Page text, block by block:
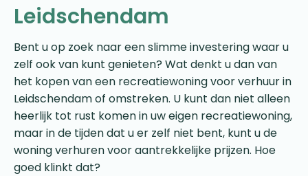
Leidschendam
Bent u op zoek naar een slimme investering waar u
zelf ook van kunt genieten? Wat denkt u dan van
het kopen van een recreatiewoning voor verhuur in
Leidschendam of omstreken. U kunt dan niet alleen
heerlijk tot rust komen in uw eigen recreatiewoning,
maar in de tijden dat u er zelf niet bent, kunt u de
woning verhuren voor aantrekkelijke prijzen. Hoe
goed klinkt dat?